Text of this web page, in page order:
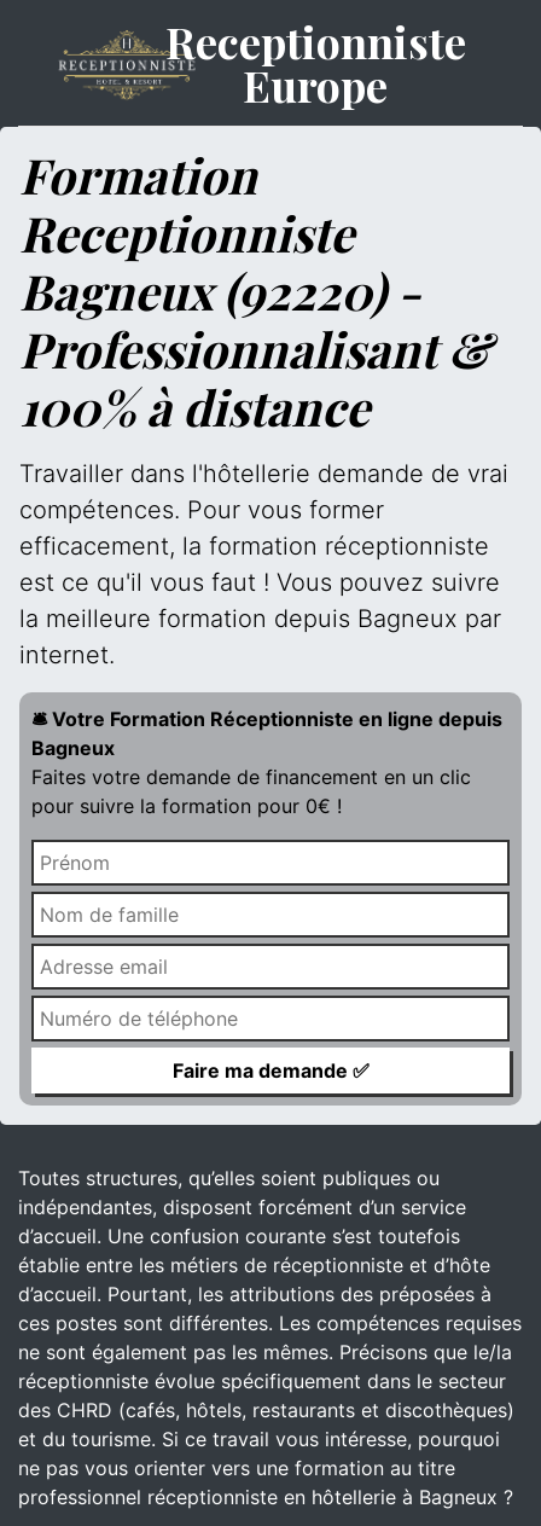
Receptionniste
Europe
Formation
Receptionniste
Bagneux (92220) -
Professionnalisant &
100% à distance
Travailler dans l'hôtellerie demande de vrai
compétences. Pour vous former
efficacement, la formation réceptionniste
est ce qu'il vous faut ! Vous pouvez suivre
la meilleure formation depuis Bagneux par
internet.
🛎️ Votre Formation Réceptionniste en ligne depuis
Bagneux
Faites votre demande de financement en un clic
pour suivre la formation pour 0€ !
Toutes structures, qu’elles soient publiques ou
indépendantes, disposent forcément d’un service
d’accueil. Une confusion courante s’est toutefois
établie entre les métiers de réceptionniste et d’hôte
d’accueil. Pourtant, les attributions des préposées à
ces postes sont différentes. Les compétences requises
ne sont également pas les mêmes. Précisons que le/la
réceptionniste évolue spécifiquement dans le secteur
des CHRD (cafés, hôtels, restaurants et discothèques)
et du tourisme. Si ce travail vous intéresse, pourquoi
ne pas vous orienter vers une formation au titre
professionnel réceptionniste en hôtellerie à Bagneux ?